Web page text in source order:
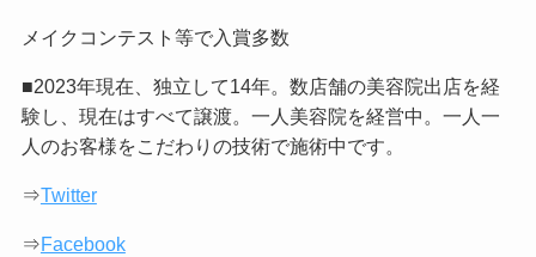
メイクコンテスト等で入賞多数
■2023年現在、独立して14年。数店舗の美容院出店を経
験し、現在はすべて譲渡。一人美容院を経営中。一人一
人のお客様をこだわりの技術で施術中です。
⇒Twitter
⇒Facebook